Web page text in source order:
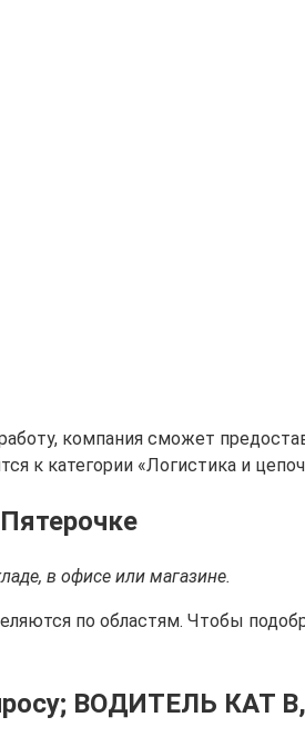
компания сможет
к категории «Логистика и
в офисе или магазине.
по областям. Чтобы
ВОДИТЕЛЬ КАТ